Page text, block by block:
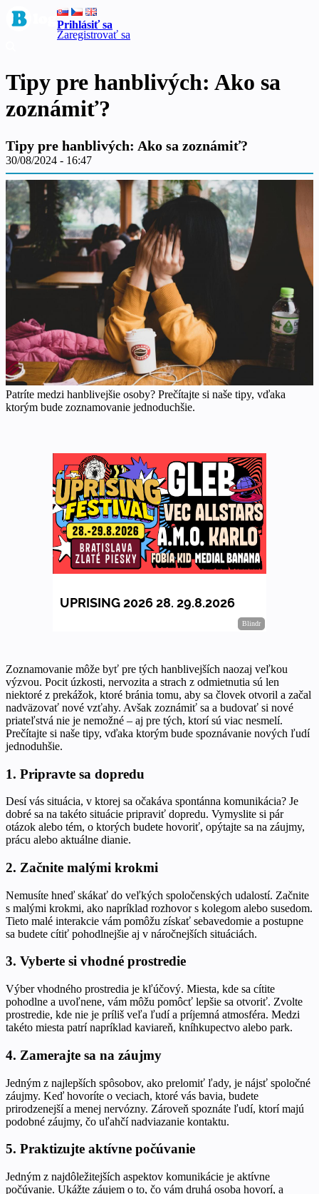
Prihlásiť sa
Zaregistrovať sa
Tipy pre hanblivých: Ako sa
zoznámiť?
Tipy pre hanblivých: Ako sa zoznámiť?
30/08/2024 - 16:47
Patríte medzi hanblivejšie osoby? Prečítajte si naše tipy, vďaka
ktorým bude zoznamovanie jednoduchšie.
Zoznamovanie môže byť pre tých hanblivejších naozaj veľkou
výzvou. Pocit úzkosti, nervozita a strach z odmietnutia sú len
niektoré z prekážok, ktoré bránia tomu, aby sa človek otvoril a začal
nadväzovať nové vzťahy. Avšak zoznámiť sa a budovať si nové
priateľstvá nie je nemožné – aj pre tých, ktorí sú viac nesmelí.
Prečítajte si naše tipy, vďaka ktorým bude spoznávanie nových ľudí
jednoduhšie.
1. Pripravte sa dopredu
Desí vás situácia, v ktorej sa očakáva spontánna komunikácia? Je
dobré sa na takéto situácie pripraviť dopredu. Vymyslite si pár
otázok alebo tém, o ktorých budete hovoriť, opýtajte sa na záujmy,
prácu alebo aktuálne dianie.
2. Začnite malými krokmi
Nemusíte hneď skákať do veľkých spoločenských udalostí. Začnite
s malými krokmi, ako napríklad rozhovor s kolegom alebo susedom.
Tieto malé interakcie vám pomôžu získať sebavedomie a postupne
sa budete cítiť pohodlnejšie aj v náročnejších situáciách.
3. Vyberte si vhodné prostredie
Výber vhodného prostredia je kľúčový. Miesta, kde sa cítite
pohodlne a uvoľnene, vám môžu pomôcť lepšie sa otvoriť. Zvolte
prostredie, kde nie je príliš veľa ľudí a príjemná atmosféra. Medzi
takéto miesta patrí napríklad kaviareň, kníhkupectvo alebo park.
4. Zamerajte sa na záujmy
Jedným z najlepších spôsobov, ako prelomiť ľady, je nájsť spoločné
záujmy. Keď hovoríte o veciach, ktoré vás bavia, budete
prirodzenejší a menej nervózny. Zároveň spoznáte ľudí, ktorí majú
podobné záujmy, čo uľahčí nadviazanie kontaktu.
5. Praktizujte aktívne počúvanie
Jedným z najdôležitejších aspektov komunikácie je aktívne
počúvanie. Ukážte záujem o to, čo vám druhá osoba hovorí, a